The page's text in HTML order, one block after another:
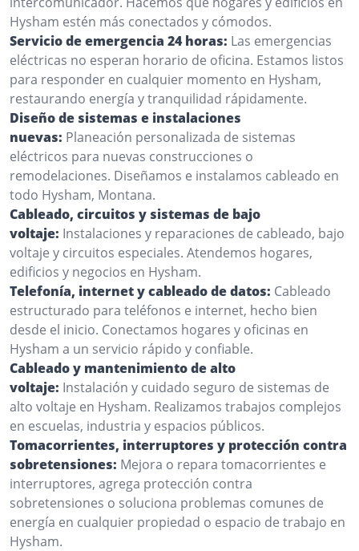
Hysham estén más conectados y cómodos.
Servicio de emergencia 24 horas: Las emergencias
eléctricas no esperan horario de oficina. Estamos listos
para responder en cualquier momento en Hysham,
restaurando energía y tranquilidad rápidamente.
Diseño de sistemas e instalaciones
nuevas: Planeación personalizada de sistemas
eléctricos para nuevas construcciones o
remodelaciones. Diseñamos e instalamos cableado en
todo Hysham, Montana.
Cableado, circuitos y sistemas de bajo
voltaje: Instalaciones y reparaciones de cableado, bajo
voltaje y circuitos especiales. Atendemos hogares,
edificios y negocios en Hysham.
Telefonía, internet y cableado de datos: Cableado
estructurado para teléfonos e internet, hecho bien
desde el inicio. Conectamos hogares y oficinas en
Hysham a un servicio rápido y confiable.
Cableado y mantenimiento de alto
voltaje: Instalación y cuidado seguro de sistemas de
alto voltaje en Hysham. Realizamos trabajos complejos
en escuelas, industria y espacios públicos.
Tomacorrientes, interruptores y protección contra
sobretensiones: Mejora o repara tomacorrientes e
interruptores, agrega protección contra
sobretensiones o soluciona problemas comunes de
energía en cualquier propiedad o espacio de trabajo en
Hysham.